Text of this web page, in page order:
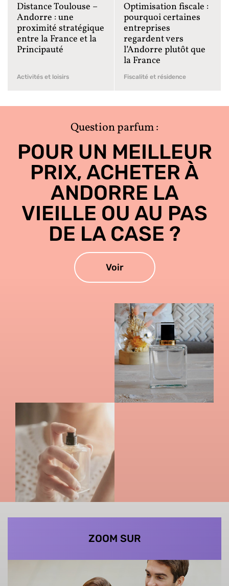
Distance Toulouse –
Andorre : une
proximité stratégique
entre la France et la
Principauté
Activités et loisirs
Optimisation fiscale :
pourquoi certaines
entreprises
regardent vers
l’Andorre plutôt que
la France
Fiscalité et résidence
Question parfum :
POUR UN MEILLEUR
PRIX, ACHETER À
ANDORRE LA
VIEILLE OU AU PAS
DE LA CASE ?
Voir
ZOOM SUR